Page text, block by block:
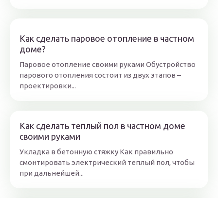
Как сделать паровое отопление в частном
доме?
Паровое отопление своими руками Обустройство
парового отопления состоит из двух этапов –
проектировки...
Как сделать теплый пол в частном доме
своими руками
Укладка в бетонную стяжку Как правильно
смонтировать электрический теплый пол, чтобы
при дальнейшей...